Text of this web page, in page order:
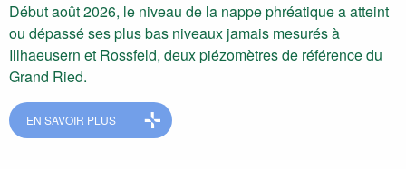
Début août 2026, le niveau de la nappe phréatique a atteint
ou dépassé ses plus bas niveaux jamais mesurés à
Illhaeusern et Rossfeld, deux piézomètres de référence du
Grand Ried.
EN SAVOIR PLUS